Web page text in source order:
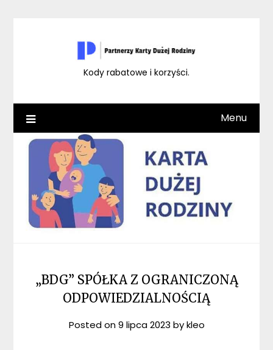
Kody rabatowe i korzyści.
Menu
„BDG” SPÓŁKA Z OGRANICZONĄ
ODPOWIEDZIALNOŚCIĄ
Posted on9 lipca 2023 bykleo